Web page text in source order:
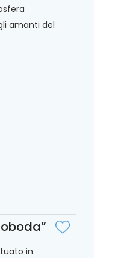
amanti del
in